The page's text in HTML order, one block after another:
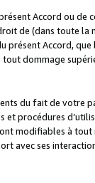
Accord ou de
de (dans toute
présent Accord,
dommage
du fait de votre
procédures
modifiables à tout
avec ses